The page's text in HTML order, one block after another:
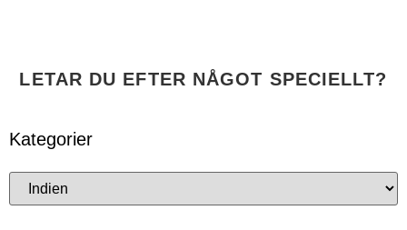
LETAR DU EFTER NÅGOT SPECIELLT?
Kategorier